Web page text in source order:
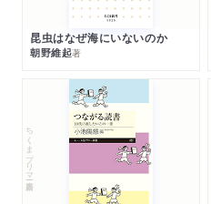
昆虫はなぜ海にいないのか
朝野維起著
ちくまプリマー新書